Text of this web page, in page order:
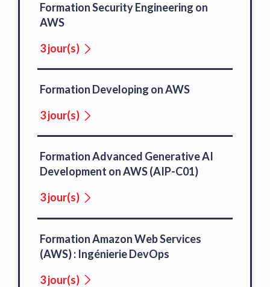
Formation Security Engineering on
AWS
3 jour(s)
Formation Developing on AWS
3 jour(s)
Formation Advanced Generative AI
Development on AWS (AIP-C01)
3 jour(s)
Formation Amazon Web Services
(AWS) : Ingénierie DevOps
3 jour(s)